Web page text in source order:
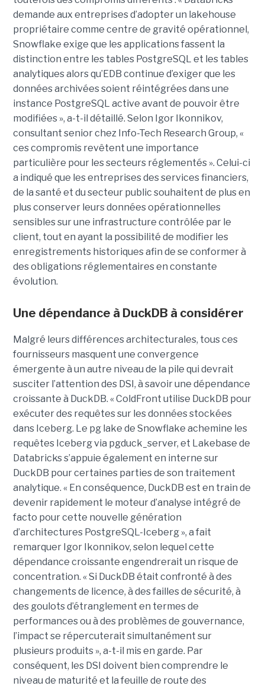
demande aux entreprises d’adopter un lakehouse
propriétaire comme centre de gravité opérationnel,
Snowflake exige que les applications fassent la
distinction entre les tables PostgreSQL et les tables
analytiques alors qu’EDB continue d’exiger que les
données archivées soient réintégrées dans une
instance PostgreSQL active avant de pouvoir être
modifiées », a-t-il détaillé. Selon Igor Ikonnikov,
consultant senior chez Info-Tech Research Group, «
ces compromis revêtent une importance
particulière pour les secteurs réglementés ». Celui-ci
a indiqué que les entreprises des services financiers,
de la santé et du secteur public souhaitent de plus en
plus conserver leurs données opérationnelles
sensibles sur une infrastructure contrôlée par le
client, tout en ayant la possibilité de modifier les
enregistrements historiques afin de se conformer à
des obligations réglementaires en constante
évolution.
Une dépendance à DuckDB à considérer
Malgré leurs différences architecturales, tous ces
fournisseurs masquent une convergence
émergente à un autre niveau de la pile qui devrait
susciter l’attention des DSI, à savoir une dépendance
croissante à DuckDB. « ColdFront utilise DuckDB pour
exécuter des requêtes sur les données stockées
dans Iceberg. Le pg lake de Snowflake achemine les
requêtes Iceberg via pgduck_server, et Lakebase de
Databricks s’appuie également en interne sur
DuckDB pour certaines parties de son traitement
analytique. « En conséquence, DuckDB est en train de
devenir rapidement le moteur d’analyse intégré de
facto pour cette nouvelle génération
d’architectures PostgreSQL-Iceberg », a fait
remarquer Igor Ikonnikov, selon lequel cette
dépendance croissante engendrerait un risque de
concentration. « Si DuckDB était confronté à des
changements de licence, à des failles de sécurité, à
des goulots d’étranglement en termes de
performances ou à des problèmes de gouvernance,
l’impact se répercuterait simultanément sur
plusieurs produits », a-t-il mis en garde. Par
conséquent, les DSI doivent bien comprendre le
niveau de maturité et la feuille de route des